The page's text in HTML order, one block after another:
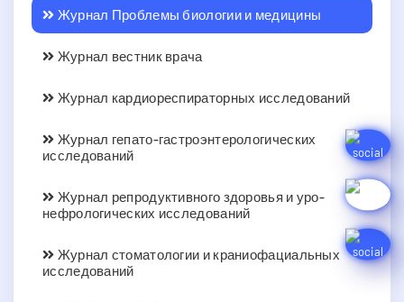
Журнал Проблемы биологии и медицины
Журнал вестник врача
Журнал кардиореспираторных исследований
Журнал гепато-гастроэнтерологических
исследований
Журнал репродуктивного здоровья и уро-
нефрологических исследований
Журнал стоматологии и краниофациальных
исследований